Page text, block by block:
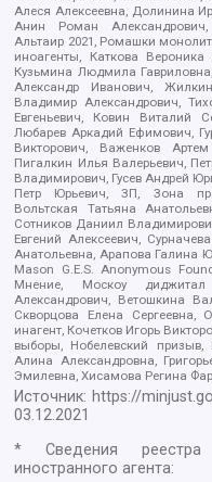
Алеся Алексеевна, Долинина
Анин Роман
Альтаир 2021, Ромашки
иноагенты, Каткова
Кузьмина Людмила
Александр Иванович,
Владимир Александрович,
Евгеньевич, Ковин Виталий
Любарев Аркадий Ефимович,
Викторович, Важенков
Пигалкин Илья Валерьевич,
Владимирович, Гусев Андрей
Петр Юрьевич, ЗП, Зона
Вольтская Татьяна
Сотников Даниил
Евгений Алексеевич,
Анатольевна, Арапова Галина
Mason G.E.S. Anonymous
Мнение, Москоу
Александрович, Ветошкина
Скворцова Елена
инагент, Кочетков Игорь
выборы, Нобелевский призыв,
Алина Александровна,
Эмилевна, Хисамова Регина
Источник: https://
03.12.2021
* Сведения
иностранного агента: